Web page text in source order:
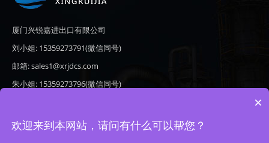
厦门兴锐嘉进出口有限公司
刘小姐: 15359273791(微信同号)
邮箱: sales1@xrjdcs.com
朱小姐: 15359273796(微信同号)
地址: 厦门市翔安区新澳路510号海峡现代城A座6楼609
×
欢迎来到本网站，请问有什么可以帮您？